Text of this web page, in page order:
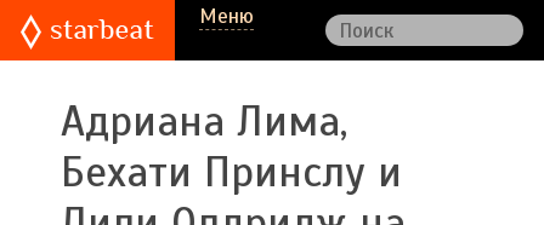
Меню
Адриана Лима,
Бехати Принслу и